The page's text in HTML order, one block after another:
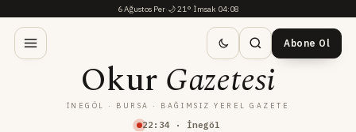
6 Ağustos Per·🌙21°·İmsak 04:08
22 : 34· İnegöl
OkurGazetesi
İNEGÖL · BURSA · BAĞIMSIZ YEREL GAZETE
Abone Ol